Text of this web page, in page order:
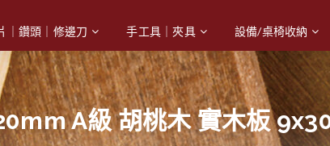
｜鑽頭｜修邊刀 手工具｜夾具 設備/桌椅收納
A級 胡桃木 實木板